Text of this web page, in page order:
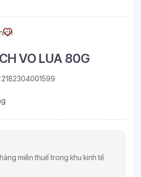
VO LUA 80G
2182304001599
miễn thuế trong khu kinh tế